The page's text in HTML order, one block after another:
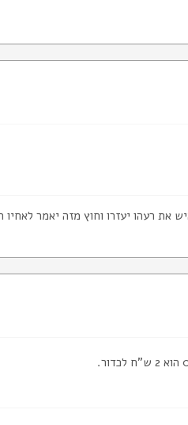
את רעהו יעזרו וחוץ מזה יאמר